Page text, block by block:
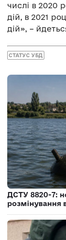
числі в 2020
дій, в 2021
дій», –
СТАТУС УБД
ДСТУ 8820-7:
розмінування